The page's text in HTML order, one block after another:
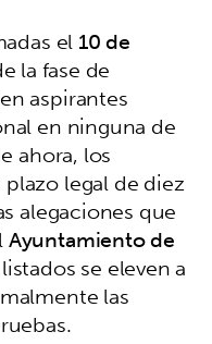
el10 de
la fase de
aspirantes
en ninguna de
ahora, los
legal de diez
alegaciones que
Ayuntamiento de
se eleven a
las